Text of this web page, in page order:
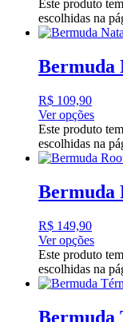
Este produto
escolhidas na
Bermuda
R$ 109,90
Ver opções
Este produto
escolhidas na
Bermuda
R$ 149,90
Ver opções
Este produto
escolhidas na
Bermuda